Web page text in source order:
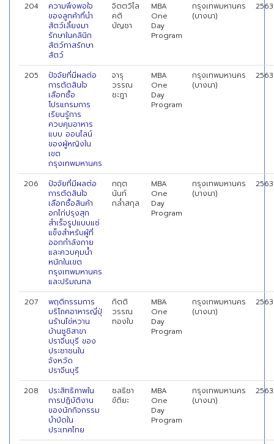
204
ความพึงพอใจ
ของลูกค้าที่นำ
สัตว์เลี้ยงมา
รักษาในคลินิก
สัตว์ทาสรักษา
สัตว์
จิตตวิไล
คติ
บัญชา
MBA
One
Day
Program
กรุงเทพมหานคร
(บางนา)
2563
205
ปัจจัยที่มีผลต่อ
การตัดสินใจ
เลือกซื้อ
โปรแกรมการ
เรียนรู้การ
ควบคุมอาหาร
แบบ ออนไลน์
ของผู้หญิงใน
เขต
กรุงเทพมหานคร
จารุ
วรรณ
ชะฎา
MBA
One
Day
Program
กรุงเทพมหานคร
(บางนา)
2563
206
ปัจจัยที่มีผลต่อ
การตัดสินใจ
เลือกซื้อสินค้า
อกไก่ปรุงสุก
สำเร็จรูปแบบแช่
แข็งสำหรับผู้ที่
ออกกำลังกาย
และควบคุมน้ำ
หนักในเขต
กรุงเทพมหานคร
และปริมณฑล
กฤต
นันท์
กล่ำสกุล
MBA
One
Day
Program
กรุงเทพมหานคร
(บางนา)
2563
207
พฤติกรรมการ
บริโภคอาหารญี่ปุ่
นร้านไข่หวาน
บ้านซูชิสาขา
ปราจีนบุรี ของ
ประชาชนใน
จังหวัด
ปราจีนบุรี
กิตติ
วรรณ
ทองใบ
MBA
One
Day
Program
กรุงเทพมหานคร
(บางนา)
2563
208
ประสิทธิภาพใน
การปฏิบัติงาน
ของนักกิจกรรม
บำบัดใน
ประเทศไทย
ชลธิชา
ขัติยะ
MBA
One
Day
Program
กรุงเทพมหานคร
(บางนา)
2563